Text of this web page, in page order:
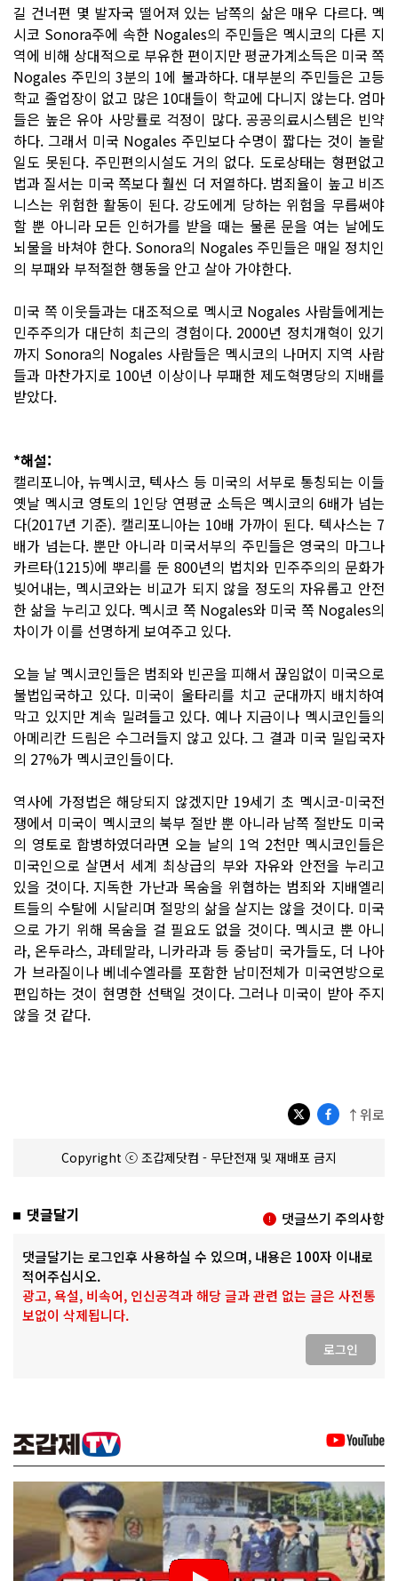
길 건너편 몇 발자국 떨어져 있는 남쪽의 삶은 매우 다르다. 멕
시코 Sonora주에 속한 Nogales의 주민들은 멕시코의 다른 지
역에 비해 상대적으로 부유한 편이지만 평균가계소득은 미국 쪽
Nogales 주민의 3분의 1에 불과하다. 대부분의 주민들은 고등
학교 졸업장이 없고 많은 10대들이 학교에 다니지 않는다. 엄마
들은 높은 유아 사망률로 걱정이 많다. 공공의료시스템은 빈약
하다. 그래서 미국 Nogales 주민보다 수명이 짧다는 것이 놀랄
일도 못된다. 주민편의시설도 거의 없다. 도로상태는 형편없고
법과 질서는 미국 쪽보다 훨씬 더 저열하다. 범죄율이 높고 비즈
니스는 위험한 활동이 된다. 강도에게 당하는 위험을 무릅써야
할 뿐 아니라 모든 인허가를 받을 때는 물론 문을 여는 날에도
뇌물을 바쳐야 한다. Sonora의 Nogales 주민들은 매일 정치인
의 부패와 부적절한 행동을 안고 살아 가야한다.
미국 쪽 이웃들과는 대조적으로 멕시코 Nogales 사람들에게는
민주주의가 대단히 최근의 경험이다. 2000년 정치개혁이 있기
까지 Sonora의 Nogales 사람들은 멕시코의 나머지 지역 사람
들과 마찬가지로 100년 이상이나 부패한 제도혁명당의 지배를
받았다.
*해설:
캘리포니아, 뉴멕시코, 텍사스 등 미국의 서부로 통칭되는 이들
옛날 멕시코 영토의 1인당 연평균 소득은 멕시코의 6배가 넘는
다(2017년 기준). 캘리포니아는 10배 가까이 된다. 텍사스는 7
배가 넘는다. 뿐만 아니라 미국서부의 주민들은 영국의 마그나
카르타(1215)에 뿌리를 둔 800년의 법치와 민주주의의 문화가
빚어내는, 멕시코와는 비교가 되지 않을 정도의 자유롭고 안전
한 삶을 누리고 있다. 멕시코 쪽 Nogales와 미국 쪽 Nogales의
차이가 이를 선명하게 보여주고 있다.
오늘 날 멕시코인들은 범죄와 빈곤을 피해서 끊임없이 미국으로
불법입국하고 있다. 미국이 울타리를 치고 군대까지 배치하여
막고 있지만 계속 밀려들고 있다. 예나 지금이나 멕시코인들의
아메리칸 드림은 수그러들지 않고 있다. 그 결과 미국 밀입국자
의 27%가 멕시코인들이다.
역사에 가정법은 해당되지 않겠지만 19세기 초 멕시코-미국전
쟁에서 미국이 멕시코의 북부 절반 뿐 아니라 남쪽 절반도 미국
의 영토로 합병하였더라면 오늘 날의 1억 2천만 멕시코인들은
미국인으로 살면서 세계 최상급의 부와 자유와 안전을 누리고
있을 것이다. 지독한 가난과 목숨을 위협하는 범죄와 지배엘리
트들의 수탈에 시달리며 절망의 삶을 살지는 않을 것이다. 미국
으로 가기 위해 목숨을 걸 필요도 없을 것이다. 멕시코 뿐 아니
라, 온두라스, 과테말라, 니카라과 등 중남미 국가들도, 더 나아
가 브라질이나 베네수엘라를 포함한 남미전체가 미국연방으로
편입하는 것이 현명한 선택일 것이다. 그러나 미국이 받아 주지
않을 것 같다.
↑위로
Copyright ⓒ 조갑제닷컴 - 무단전재 및 재배포 금지
댓글달기 댓글쓰기 주의사항
댓글달기는 로그인후 사용하실 수 있으며, 내용은 100자 이내로
적어주십시오.
광고, 욕설, 비속어, 인신공격과 해당 글과 관련 없는 글은 사전통
보없이 삭제됩니다.
로그인